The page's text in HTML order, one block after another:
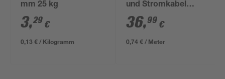
mm 25 kg
3,29 €
0,13 € / Kilogramm
und Stromkabel
NYM-J 3x1,5mm² 50
m
36,99 €
0,74 € / Meter